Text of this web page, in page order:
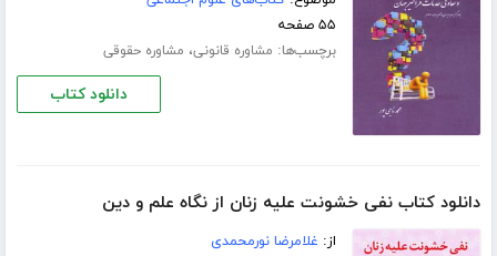
۵۵ صفحه
برچسب‌ها: مشاوره قانونی، مشاوره حقوقی
دانلود کتاب
دانلود کتاب نفی خشونت علیه زنان از نگاه علم و دین
از: غلامرضا نورمحمدی